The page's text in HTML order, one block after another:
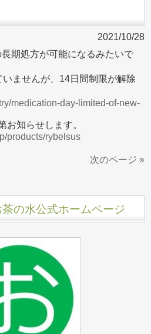
2021/10/28
期処方が可能になるみたいで
ませんが、14日間制限が解除
medication-day-limited-of-new-
お知らせします。
products/rybelsus
次のページ »
の水公式ホームページ